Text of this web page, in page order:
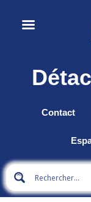
Contact